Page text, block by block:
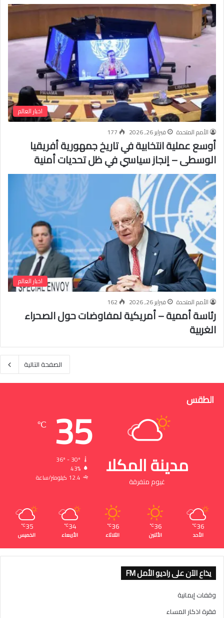
اخبار العالم
الأمم المتحدة
فبراير 26, 2026 177
أوسع عملية انتخابية في تاريخ جمهورية أفريقيا
الوسطى – إنجاز سياسي في ظل تحديات أمنية
اخبار العالم
الأمم المتحدة
فبراير 26, 2026 162
رئاسة أممية – أمريكية لمفاوضات حول الصحراء
الغربية
الصفحة التالية
الطقس
مدينة المكلا
غيوم متفرقة
35
℃
43%
12.4 كيلومتر/ساعة
36
℃
الأحد
36
℃
الأثنين
36
℃
الثلاثاء
34
℃
الأربعاء
35
℃
الخميس
يذاع الآن على راديو الأمل FM
وقفات إيمانية
فقرة اذكار المساء